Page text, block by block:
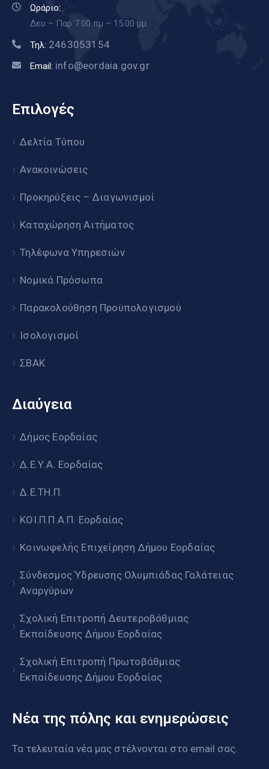
Ωράριο:
Δευ – Παρ 7.00 πμ – 15.00 μμ
Τηλ: 2463053154
Email: info@eordaia.gov.gr
Επιλογές
Δελτία Τύπου
Ανακοινώσεις
Προκηρύξεις – Διαγωνισμοί
Καταχώρηση Αιτήματος
Τηλέφωνα Υπηρεσιών
Νομικά Πρόσωπα
Παρακολούθηση Προϋπολογισμού
Ισολογισμοί
ΣΒΑΚ
Διαύγεια
Δήμος Εορδαίας
Δ.Ε.Υ.Α. Εορδαίας
Δ.Ε.ΤΗ.Π.
ΚΟΙ.Π.Π.Α.Π. Εορδαίας
Κοινωφελής Επιχείρηση Δήμου Εορδαίας
Σύνδεσμος Ύδρευσης Ολυμπιάδας Γαλάτειας
Αναργύρων
Σχολική Επιτροπή Δευτεροβάθμιας
Εκπαίδευσης Δήμου Εορδαίας
Σχολική Επιτροπή Πρωτοβάθμιας
Εκπαίδευσης Δήμου Εορδαίας
Νέα της πόλης και ενημερώσεις
Τα τελευταία νέα μας στέλνονται στο email σας.